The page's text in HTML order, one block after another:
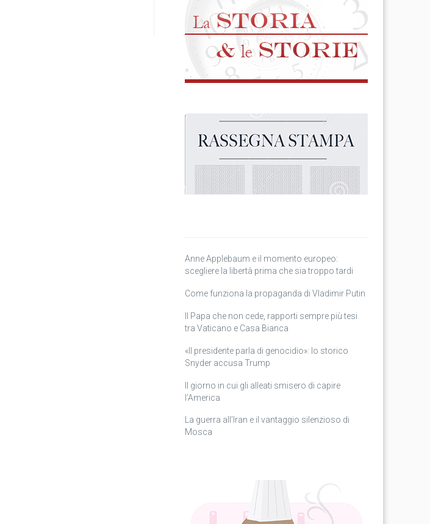
Anne Applebaum e il momento europeo:
scegliere la libertà prima che sia troppo tardi
Come funziona la propaganda di Vladimir Putin
Il Papa che non cede, rapporti sempre più tesi
tra Vaticano e Casa Bianca
«Il presidente parla di genocidio»: lo storico
Snyder accusa Trump
Il giorno in cui gli alleati smisero di capire
l’America
La guerra all’Iran e il vantaggio silenzioso di
Mosca